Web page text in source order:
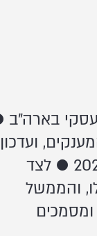
בארה"ב
ועדכון
אחרון דחה את הדד-ליין להגשת בקשה למענק ל-8 באוגוסט 2020 ● לצד
והממשל